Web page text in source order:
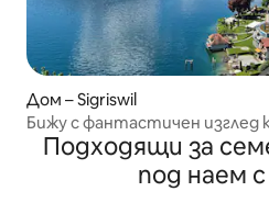
Дом – Sigriswil
Бижу с фантастичен изглед
планините!
Подходящи за
под наем